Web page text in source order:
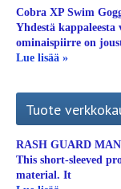
Cobra XP Swim
Yhdestä
ominaispiirre on
Lue lisää »
Tuote
RASH GUARD
This short-sleeved
material. It